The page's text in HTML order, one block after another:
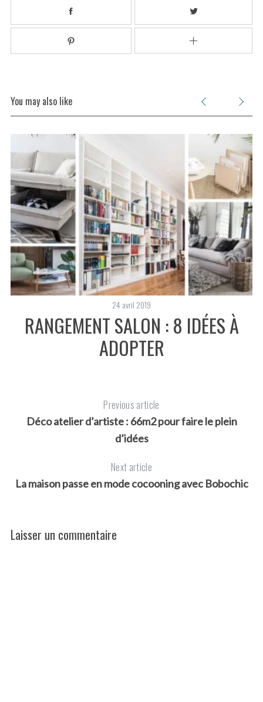
You may also like
24 avril 2019
RANGEMENT SALON : 8 IDÉES À
ADOPTER
Previous article
Déco atelier d’artiste : 66m2 pour faire le plein
d’idées
Next article
La maison passe en mode cocooning avec Bobochic
Laisser un commentaire